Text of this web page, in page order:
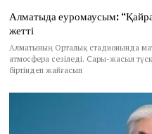
Алматыда еуромаусым:
жетті
Алматының Орталық стадионында
атмосфера сезіледі. Сары-жасыл
біртіндеп жайғасып